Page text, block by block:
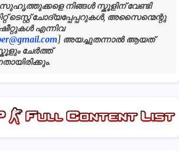
നിങ്ങൾ സ്കൂളിന് വേണ്ടി
ടെസ്റ്റ് ചോദ്യപ്പേപ്പറുകൾ, അസൈന്മെന്റു
എന്നിവ
] അയച്ചുതന്നാൽ ആയത്
ചേർത്ത്